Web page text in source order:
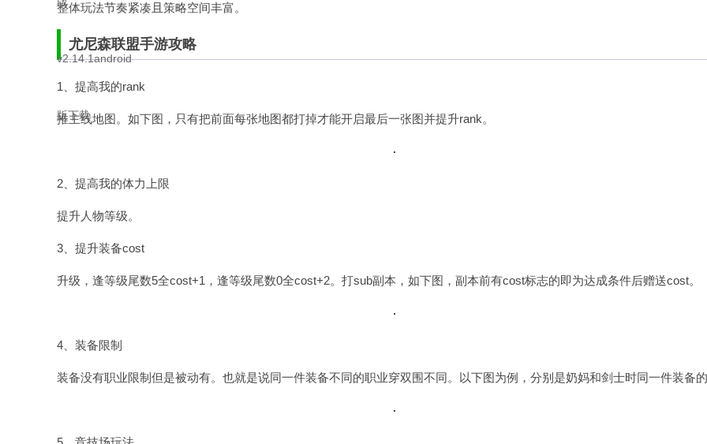
整体玩法节奏紧凑且策略空间丰富。
尤尼森联盟手游攻略
1、提高我的rank
推主线地图。如下图，只有把前面每张地图都打掉才能开启最后一张图并提升rank。
2、提高我的体力上限
提升人物等级。
3、提升装备cost
升级，逢等级尾数5全cost+1，逢等级尾数0全cost+2。打sub副本，如下图，副本前有cost标志的即为达成条件后赠送cost。
4、装备限制
装备没有职业限制但是被动有。也就是说同一件装备不同的职业穿双围不同。以下图为例，分别是奶妈和剑士时同一件装备